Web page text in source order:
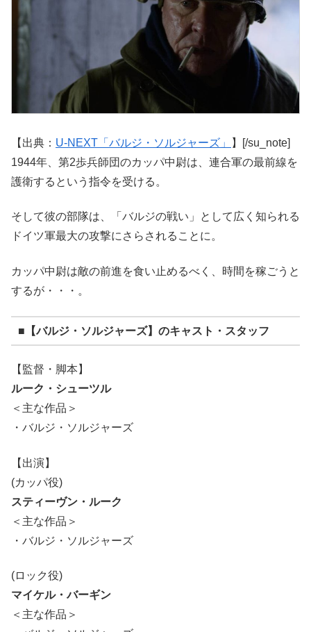
【出典： U-NEXT「バルジ・ソルジャーズ」
】[/su_note]
1944年、第2歩兵師団のカッパ中尉は、連合軍の最前線を
護衛するという指令を受ける。
そして彼の部隊は、「バルジの戦い」として広く知られる
ドイツ軍最大の攻撃にさらされることに。
カッパ中尉は敵の前進を食い止めるべく、時間を稼ごうと
するが・・・。
■【バルジ・ソルジャーズ】のキャスト・スタッフ
【監督・脚本】
ルーク・シューツル
＜主な作品＞
・バルジ・ソルジャーズ
【出演】
(カッパ役)
スティーヴン・ルーク
＜主な作品＞
・バルジ・ソルジャーズ
(ロック役)
マイケル・バーギン
＜主な作品＞